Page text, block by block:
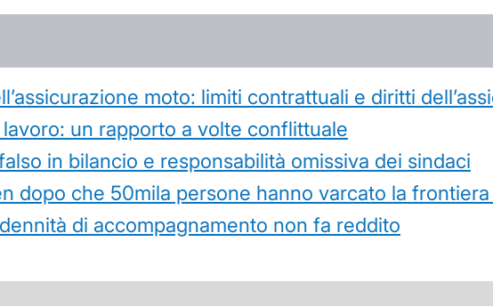
moto: limiti contrattuali e diritti
un rapporto a volte conflittuale
in bilancio e responsabilità omissiva dei sindaci
dopo che 50mila persone hanno varcato la
di accompagnamento non fa reddito